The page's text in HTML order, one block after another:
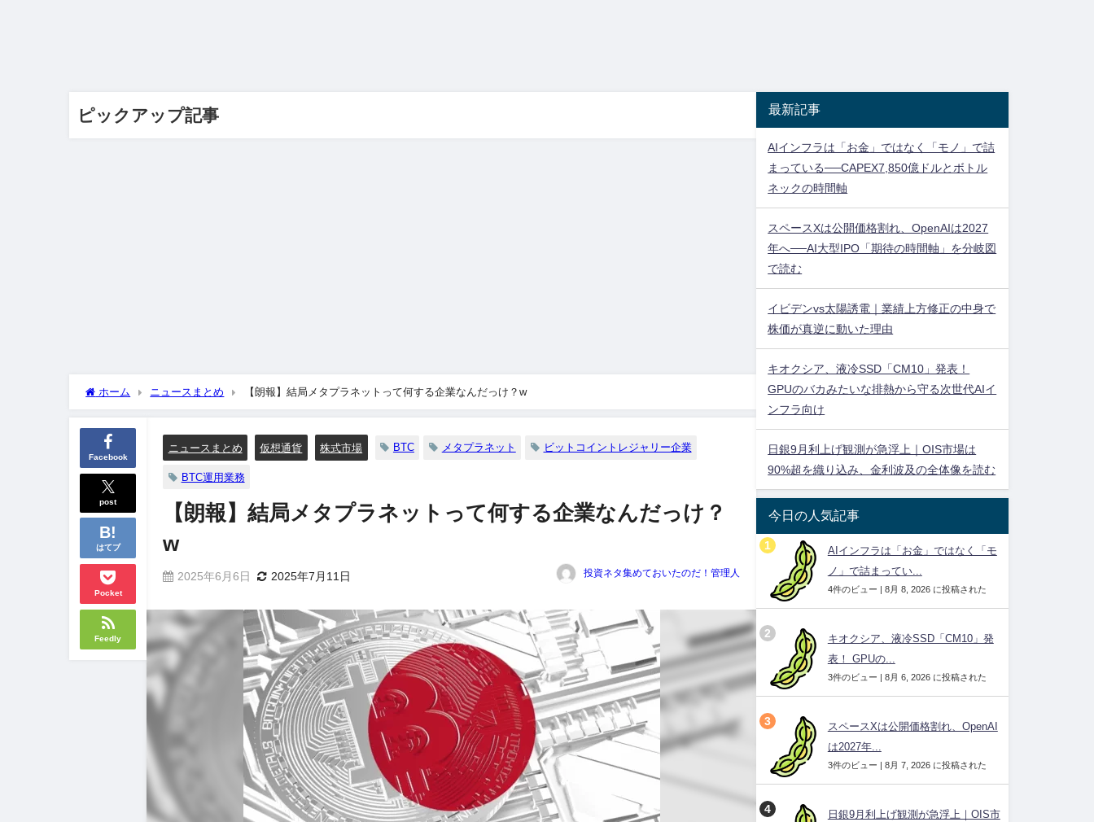
ピックアップ記事
ホーム ニュースまとめ 【朗報】結局メタプラネットって何する企業なんだっけ？w
Facebook
post
はてブ
Pocket
Feedly
ニュースまとめ 仮想通貨 株式市場 BTC メタプラネット ビットコイントレジャリー企業
BTC運用業務
【朗報】結局メタプラネットって何する企業なんだっけ？
w
2025年6月6日 2025年7月11日 投資ネタ集めておいたのだ！管理人
最新記事
AIインフラは「お金」ではなく「モノ」で詰
まっている──CAPEX7,850億ドルとボトル
ネックの時間軸
スペースXは公開価格割れ、OpenAIは2027
年へ──AI大型IPO「期待の時間軸」を分岐図
で読む
イビデンvs太陽誘電｜業績上方修正の中身で
株価が真逆に動いた理由
キオクシア、液冷SSD「CM10」発表！
GPUのバカみたいな排熱から守る次世代AIイ
ンフラ向け
日銀9月利上げ観測が急浮上｜OIS市場は
90%超を織り込み、金利波及の全体像を読む
今日の人気記事
AIインフラは「お金」ではなく「モ
ノ」で詰まってい...
4件のビュー | 8月 8, 2026 に投稿された
キオクシア、液冷SSD「CM10」発
表！ GPUの...
3件のビュー | 8月 6, 2026 に投稿された
スペースXは公開価格割れ、OpenAI
は2027年...
3件のビュー | 8月 7, 2026 に投稿された
日銀9月利上げ観測が急浮上｜OIS市